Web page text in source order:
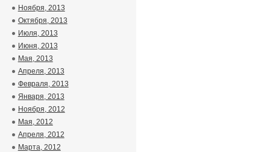
Ноября, 2013
Октября, 2013
Июля, 2013
Июня, 2013
Мая, 2013
Апреля, 2013
Февраля, 2013
Января, 2013
Ноября, 2012
Мая, 2012
Апреля, 2012
Марта, 2012